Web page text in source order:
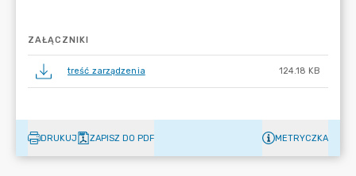
ZAŁĄCZNIKI
treść zarządzenia 124.18 KB
DRUKUJ ZAPISZ DO PDF METRYCZKA